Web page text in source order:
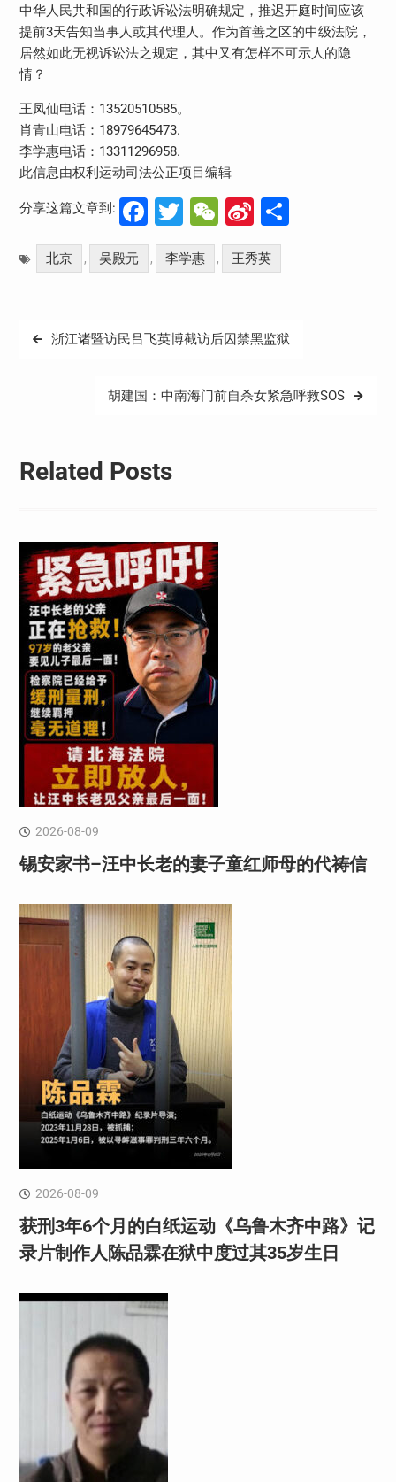
中华人民共和国的行政诉讼法明确规定，推迟开庭时间应该
提前3天告知当事人或其代理人。作为首善之区的中级法院，
居然如此无视诉讼法之规定，其中又有怎样不可示人的隐
情？
王凤仙电话：13520510585。
肖青山电话：18979645473.
李学惠电话：13311296958.
此信息由权利运动司法公正项目编辑
分享这篇文章到: Facebook
Twitter
WeChat
Sina
Weibo
分
北京 , 吴殿元 , 李学惠 , 王秀英
文
浙江诸暨访民吕飞英博截访后囚禁黑监狱
胡建国：中南海门前自杀女紧急呼救SOS
Related Posts
2026-08-09
锡安家书–汪中长老的妻子童红⁩师母的代祷信
2026-08-09
获刑3年6个月的白纸运动《乌鲁木齐中路》记
录片制作人陈品霖在狱中度过其35岁生日